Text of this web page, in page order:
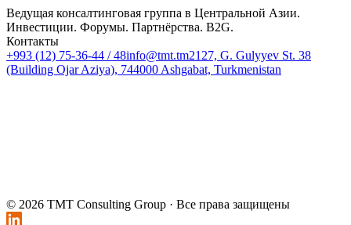
Ведущая консалтинговая группа в Центральной Азии.
Инвестиции. Форумы. Партнёрства. B2G.
Контакты
+993 (12) 75-36-44 / 48info@tmt.tm2127, G. Gulyyev St. 38
(Building Ojar Aziya), 744000 Ashgabat, Turkmenistan
© 2026 TMT Consulting Group · Все права защищены